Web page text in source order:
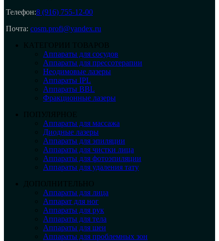
Телефон:8 (916) 755-12-00
Почта: cosm.profi@yandex.ru
КАТЕГОРИИ ТОВАРОВ
Аппараты для сосудов
Аппараты для прессотерапии
Неодимовые лазеры
Аппараты IPL
Аппараты BBL
Фракционные лазеры
ПОПУЛЯРНОЕ
Аппараты для массажа
Диодные лазеры
Аппараты для эпиляции
Аппараты для чистки лица
Аппараты для фотоэпиляции
Аппараты для удаления тату
ДОПОЛНИТЕЛЬНО
Аппараты для лица
Аппарат для ног
Аппараты для рук
Аппараты для тела
Аппараты для шеи
Аппараты для проблемных зон